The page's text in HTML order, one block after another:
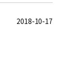
2018-10-17